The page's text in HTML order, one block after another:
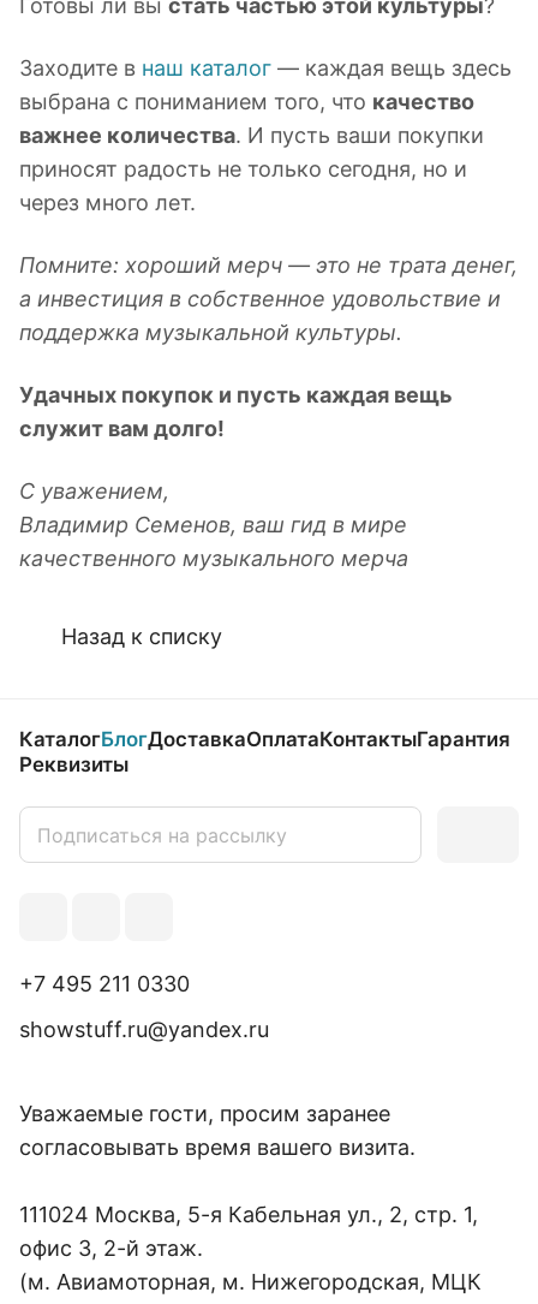
Готовы ли вы стать частью этой культуры?
Заходите в наш каталог — каждая вещь здесь
выбрана с пониманием того, что качество
важнее количества. И пусть ваши покупки
приносят радость не только сегодня, но и
через много лет.
Помните: хороший мерч — это не трата денег,
а инвестиция в собственное удовольствие и
поддержка музыкальной культуры.
Удачных покупок и пусть каждая вещь
служит вам долго!
С уважением,
Владимир Семенов, ваш гид в мире
качественного музыкального мерча
Назад к списку
КаталогБлогДоставкаОплатаКонтактыГарантия
Реквизиты
+7 495 211 0330
showstuff.ru@yandex.ru
Уважаемые гости, просим заранее
согласовывать время вашего визита.
111024 Москва, 5-я Кабельная ул., 2, стр. 1,
офис 3, 2-й этаж.
(м. Авиамоторная, м. Нижегородская, МЦК